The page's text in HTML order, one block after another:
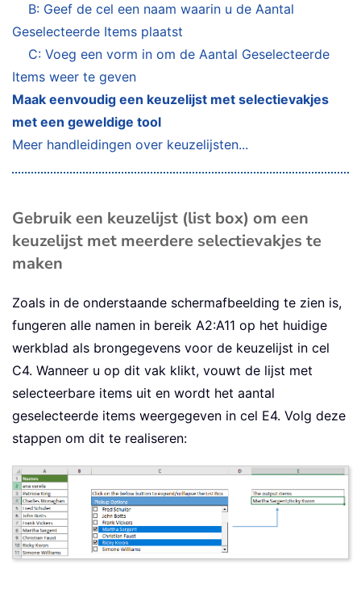
B: Geef de cel een naam waarin u de Aantal
Geselecteerde Items plaatst
C: Voeg een vorm in om de Aantal Geselecteerde
Items weer te geven
Maak eenvoudig een keuzelijst met selectievakjes
met een geweldige tool
Meer handleidingen over keuzelijsten...
Gebruik een keuzelijst (list box) om een
keuzelijst met meerdere selectievakjes te
maken
Zoals in de onderstaande schermafbeelding te zien is,
fungeren alle namen in bereik A2:A11 op het huidige
werkblad als brongegevens voor de keuzelijst in cel
C4. Wanneer u op dit vak klikt, vouwt de lijst met
selecteerbare items uit en wordt het aantal
geselecteerde items weergegeven in cel E4. Volg deze
stappen om dit te realiseren: